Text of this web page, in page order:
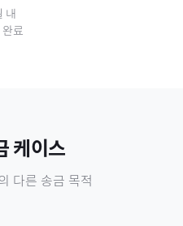
내
완료
케이스
다른 송금 목적